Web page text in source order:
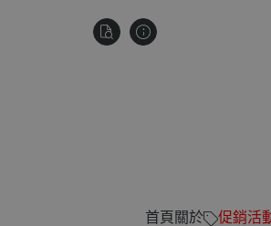
首頁 關於 促銷活